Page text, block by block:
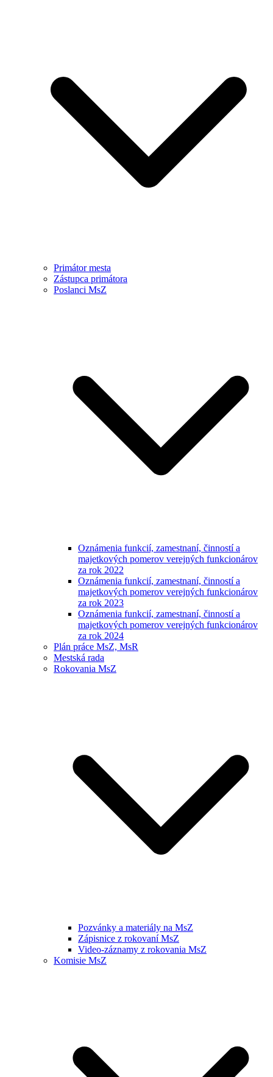
Primátor mesta
Zástupca primátora
Poslanci MsZ
Oznámenia funkcií, zamestnaní, činností a
majetkových pomerov verejných funkcionárov
za rok 2022
Oznámenia funkcií, zamestnaní, činností a
majetkových pomerov verejných funkcionárov
za rok 2023
Oznámenia funkcií, zamestnaní, činností a
majetkových pomerov verejných funkcionárov
za rok 2024
Plán práce MsZ, MsR
Mestská rada
Rokovania MsZ
Pozvánky a materiály na MsZ
Zápisnice z rokovaní MsZ
Video-záznamy z rokovania MsZ
Komisie MsZ